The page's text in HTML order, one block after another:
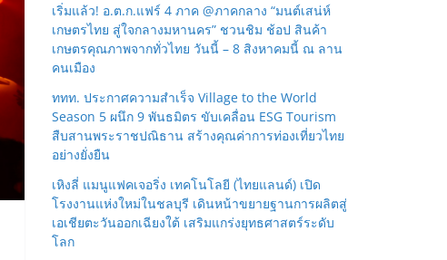
เริ่มแล้ว! อ.ต.ก.แฟร์ 4 ภาค @ภาคกลาง “มนต์เสน่ห์
เกษตรไทย สู่ใจกลางมหานคร” ชวนชิม ช้อป สินค้า
เกษตรคุณภาพจากทั่วไทย วันนี้ – 8 สิงหาคมนี้ ณ ลาน
คนเมือง
ททท. ประกาศความสำเร็จ Village to the World
Season 5 ผนึก 9 พันธมิตร ขับเคลื่อน ESG Tourism
สืบสานพระราชปณิธาน สร้างคุณค่าการท่องเที่ยวไทย
อย่างยั่งยืน
เหิงลี่ แมนูแฟคเจอริ่ง เทคโนโลยี (ไทยแลนด์) เปิด
โรงงานแห่งใหม่ในชลบุรี เดินหน้าขยายฐานการผลิตสู่
เอเชียตะวันออกเฉียงใต้ เสริมแกร่งยุทธศาสตร์ระดับ
โลก